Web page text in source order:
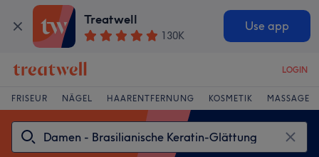
Treatwell
130K
Use app
LOGIN
FRISEUR NÄGEL HAARENTFERNUNG KOSMETIK MASSAGE